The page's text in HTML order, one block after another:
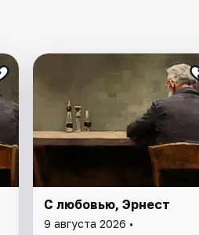
С любовью, Эрнест
9 августа 2026 •